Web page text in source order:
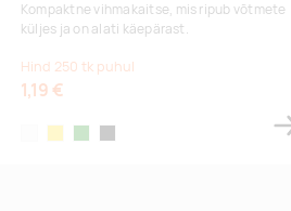
Kompaktne vihmakaitse, mis ripub võtmete
küljes ja on alati käepärast.
Hind 250 tk puhul
1,19 €